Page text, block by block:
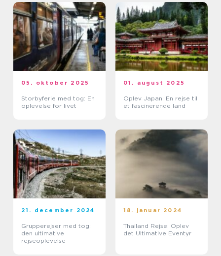
05. oktober 2025
Storbyferie med tog: En
oplevelse for livet
01. august 2025
Oplev Japan: En rejse til
et fascinerende land
21. december 2024
Grupperejser med tog:
den ultimative
rejseoplevelse
18. januar 2024
Thailand Rejse: Oplev
det Ultimative Eventyr